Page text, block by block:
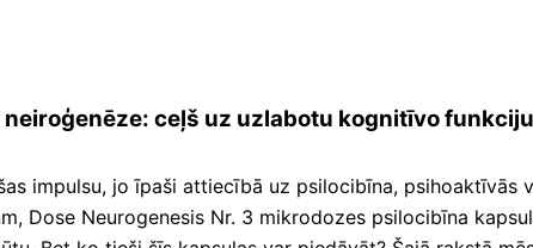
ceļš uz uzlabotu kognitīvo funkciju
impulsu, jo īpaši attiecībā uz psilocibīna, psihoaktīvās
Dose Neurogenesis Nr. 3 mikrodozes psilocibīna